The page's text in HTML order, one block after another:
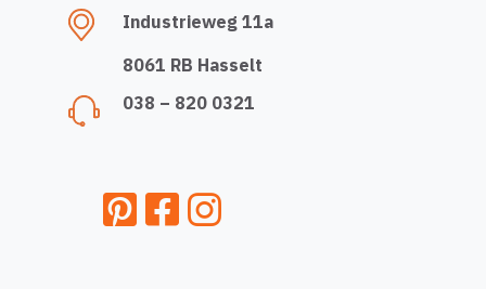
Industrieweg 11a
8061 RB Hasselt
038 – 820 0321